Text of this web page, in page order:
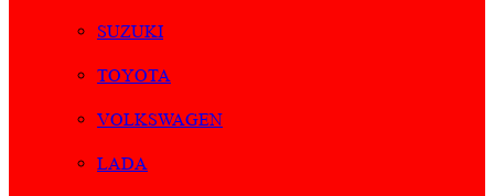
SUZUKI
TOYOTA
VOLKSWAGEN
LADA